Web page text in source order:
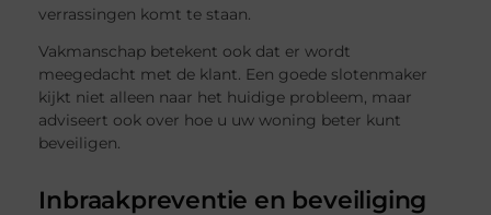
verrassingen komt te staan.
Vakmanschap betekent ook dat er wordt
meegedacht met de klant. Een goede slotenmaker
kijkt niet alleen naar het huidige probleem, maar
adviseert ook over hoe u uw woning beter kunt
beveiligen.
Inbraakpreventie en beveiliging